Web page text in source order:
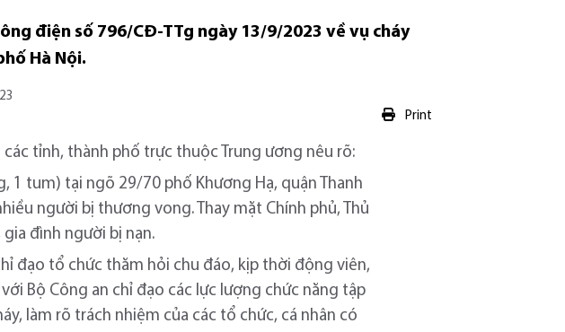
điện số 796/CĐ-TTg ngày 13/9/2023 về vụ cháy
Hà Nội.
Print
tỉnh, thành phố trực thuộc Trung ương nêu rõ:
1 tum) tại ngõ 29/70 phố Khương Hạ, quận Thanh
người bị thương vong. Thay mặt Chính phủ, Thủ
đình người bị nạn.
đạo tổ chức thăm hỏi chu đáo, kịp thời động viên,
Bộ Công an chỉ đạo các lực lượng chức năng tập
làm rõ trách nhiệm của các tổ chức, cá nhân có